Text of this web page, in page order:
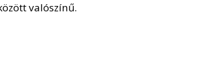
valószínű.